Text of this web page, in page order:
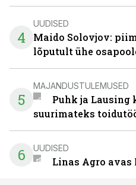
4
UUDISED
Maido Solovjov:
lõputult ühe
5
MAJANDUSTULEMUSED
Puhk ja Lausing
suurimateks
6 UUDISED
Linas Agro